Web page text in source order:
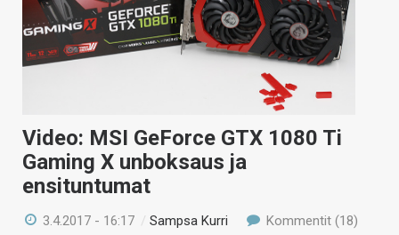
Video: MSI GeForce GTX 1080 Ti
Gaming X unboksaus ja
ensituntumat
3.4.2017 - 16:17 /Sampsa Kurri Kommentit (18)